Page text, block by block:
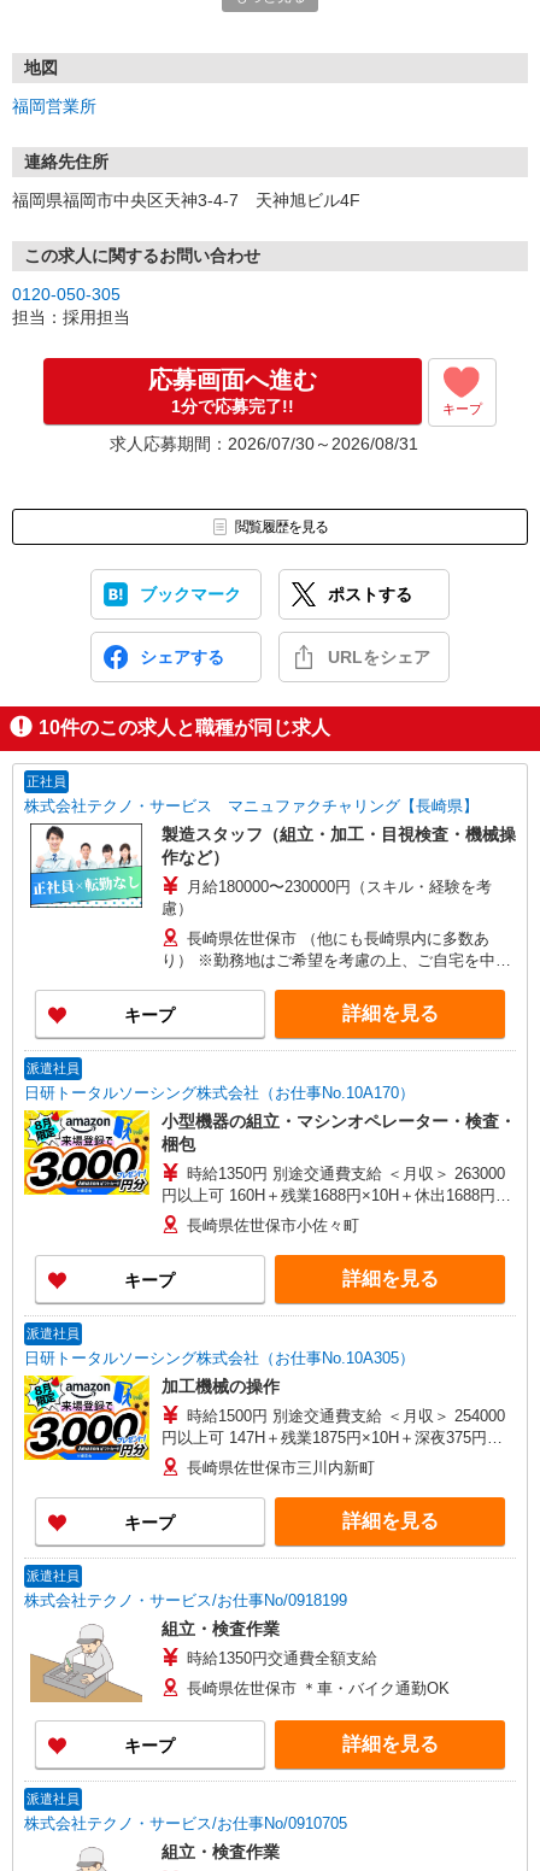
①応募から3営業日を目安に、メールorお電話でご連絡します。
★スマホでWEB面接（LINEなど）・出張面接・事務所面接と選べま
す
③面接実施（履歴書不要）
※ご希望があれば、職場見学の調整もOKです！
お気軽にご応募ください♪
地図
福岡営業所
連絡先住所
福岡県福岡市中央区天神3-4-7 天神旭ビル4F
この求人に関するお問い合わせ
0120-050-305
担当：採用担当
応募画面へ進む
1分で応募完了!! キープ
求人応募期間：2026/07/30～2026/08/31
閲覧履歴を見る
ブックマーク ポストする
シェアする URLをシェア
10件のこの求人と職種が同じ求人
正社員
株式会社テクノ・サービス マニュファクチャリング【長崎県】
製造スタッフ（組立・加工・目視検査・機械操
作など）
月給180000〜230000円（スキル・経験を考
慮）
長崎県佐世保市 （他にも長崎県内に多数あ
り） ※勤務地はご希望を考慮の上、ご自宅を中心
なし）
キープ 詳細を見る
派遣社員
日研トータルソーシング株式会社（お仕事No.10A170）
小型機器の組立・マシンオペレーター・検査・
梱包
時給1350円 別途交通費支給 ＜月収＞ 263000
円以上可 160H＋残業1688円×10H＋休出1688円
×8H＋深夜338円×50H
長崎県佐世保市小佐々町
キープ 詳細を見る
派遣社員
日研トータルソーシング株式会社（お仕事No.10A305）
加工機械の操作
時給1500円 別途交通費支給 ＜月収＞ 254000
円以上可 147H＋残業1875円×10H＋深夜375円
×40H長崎県佐世保市三川内新町
キープ 詳細を見る
派遣社員
株式会社テクノ・サービス/お仕事No/0918199
組立・検査作業
時給1350円交通費全額支給
長崎県佐世保市 ＊車・バイク通勤OK
キープ 詳細を見る
派遣社員
株式会社テクノ・サービス/お仕事No/0910705
組立・検査作業